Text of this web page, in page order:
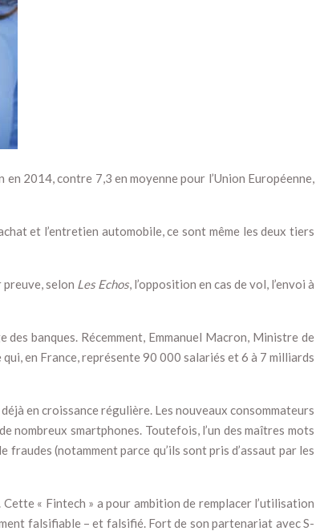
2014, contre 7,3 en moyenne pour l’Union Européenne,
et l’entretien automobile, ce sont même les deux tiers
preuve, selon Les Echos, l’opposition en cas de vol, l’envoi à
banques. Récemment, Emmanuel Macron, Ministre de
qui, en France, représente 90 000 salariés et 6 à 7 milliards
en croissance régulière. Les nouveaux consommateurs
nombreux smartphones. Toutefois, l’un des maîtres mots
(notamment parce qu’ils sont pris d’assaut par les
« Fintech » a pour ambition de remplacer l’utilisation
falsifiable – et falsifié. Fort de son partenariat avec S-